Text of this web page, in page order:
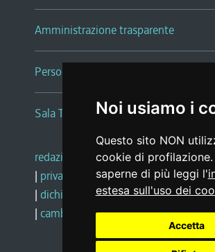
Noi usiamo i
Questo sito NON
cookie di profilazione.
saperne di più leggi l'
estesa sull'uso dei
Accetta
Amministrazione trasparente
Persone e Uffici
Sala Tiziano Tessitori
redazione web |note legali |
| privacy
social media policy
| dichiarazione di accessibilità |
| cambio preferenze cookie